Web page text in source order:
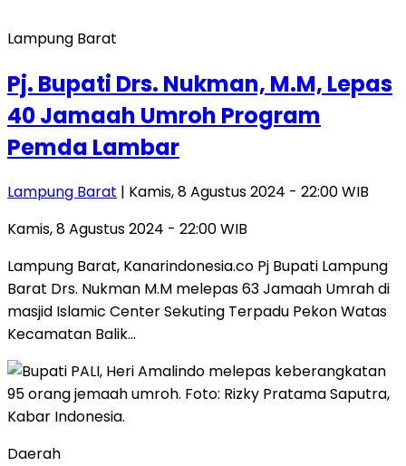
Lampung Barat
Pj. Bupati Drs. Nukman, M.M, Lepas
40 Jamaah Umroh Program
Pemda Lambar
Lampung Barat | Kamis, 8 Agustus 2024 - 22:00 WIB
Kamis, 8 Agustus 2024 - 22:00 WIB
Lampung Barat, Kanarindonesia.co Pj Bupati Lampung
Barat Drs. Nukman M.M melepas 63 Jamaah Umrah di
masjid Islamic Center Sekuting Terpadu Pekon Watas
Kecamatan Balik…
Daerah